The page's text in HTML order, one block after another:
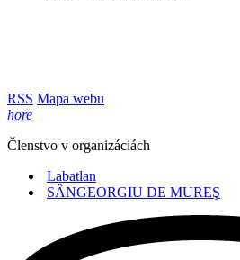
RSS Mapa webu
hore
Členstvo v organizáciách
Labatlan
SÂNGEORGIU DE MUREŞ